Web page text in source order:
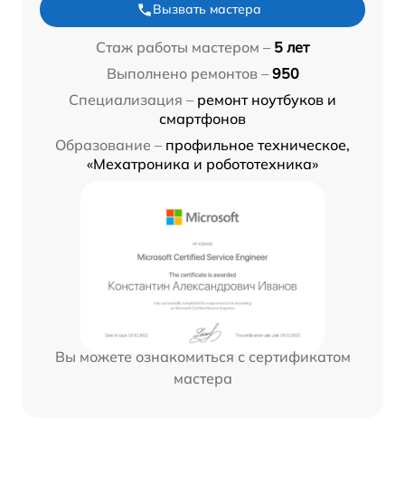
Вызвать мастера
Стаж работы мастером – 5 лет
Выполнено ремонтов – 950
Специализация – ремонт ноутбуков и
смартфонов
Образование – профильное техническое,
«Мехатроника и робототехника»
Вы можете ознакомиться с сертификатом
мастера